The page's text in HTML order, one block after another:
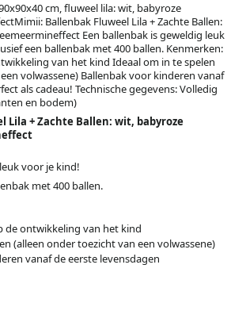
cm, fluweel lila: wit, babyroze
Ballenbak Fluweel Lila + Zachte Ballen:
Een ballenbak is geweldig leuk
een ballenbak met 400 ballen. Kenmerken:
van het kind Ideaal om in te spelen
volwassene) Ballenbak voor kinderen vanaf
als cadeau! Technische gegevens: Volledig
en bodem)
Lila + Zachte Ballen: wit, babyroze
voor je kind!
met 400 ballen.
de ontwikkeling van het kind
(alleen onder toezicht van een volwassene)
vanaf de eerste levensdagen